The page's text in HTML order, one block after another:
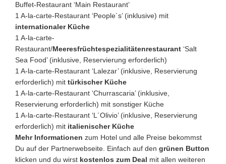
Buffet-Restaurant ‘Main Restaurant’
1 A-la-carte-Restaurant ‘People´s’ (inklusive) mit
internationaler Küche
1 A-la-carte-
Restaurant/Meeresfrüchtespezialitätenrestaurant ‘Salt
Sea Food’ (inklusive, Reservierung erforderlich)
1 A-la-carte-Restaurant ‘Lalezar’ (inklusive, Reservierung
erforderlich) mit türkischer Küche
1 A-la-carte-Restaurant ‘Churrascaria’ (inklusive,
Reservierung erforderlich) mit sonstiger Küche
1 A-la-carte-Restaurant ‘L´Olivio’ (inklusive, Reservierung
erforderlich) mit italienischer Küche
Mehr Informationen zum Hotel und alle Preise bekommst
Du auf der Partnerwebseite. Einfach auf den grünen Button
klicken und du wirst kostenlos zum Deal mit allen weiteren